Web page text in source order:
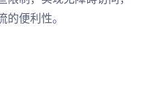
的便利性。